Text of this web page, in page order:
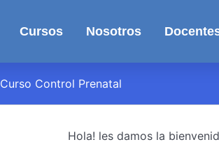
Cursos Nosotros
Curso Control Prenatal
Hola! les damos la